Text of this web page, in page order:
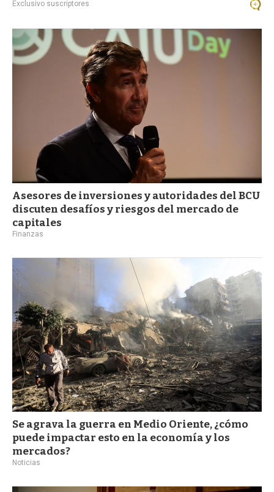
Exclusivo suscriptores
Asesores de inversiones y autoridades del BCU
discuten desafíos y riesgos del mercado de
capitales
Finanzas
Se agrava la guerra en Medio Oriente, ¿cómo
puede impactar esto en la economía y los
mercados?
Noticias